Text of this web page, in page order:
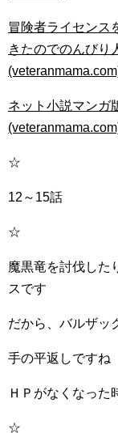
冒険者ライセンス
きたのでのんびり
ネット小説マンガ
☆
12～15話
☆
魔黒竜を討伐した
スです
だから、バルザッ
手の平返しですね
ＨＰがなくなった
☆